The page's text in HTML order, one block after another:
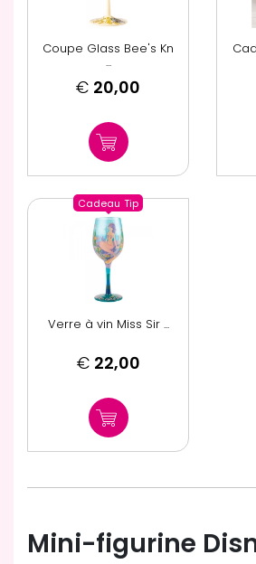
Coupe Glass Bee's Kn
...
€ 20,00
Cadeau Tip
Verre à vin Miss Sir ...
€ 22,00
Mini-figurine